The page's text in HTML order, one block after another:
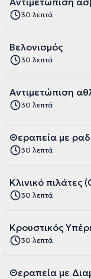
30 λεπτά
Βελονισμός
30 λεπτά
Αντιμετώπιση
30 λεπτά
Θεραπεία με
30 λεπτά
Κλινικό πιλάτες
30 λεπτά
Κρουστικός
30 λεπτά
Θεραπεία με